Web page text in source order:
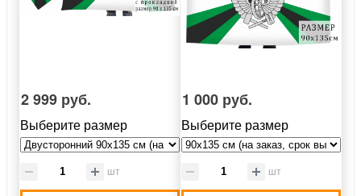
2 999 руб.
Выберите размер
шт
1 000 руб.
Выберите размер
шт